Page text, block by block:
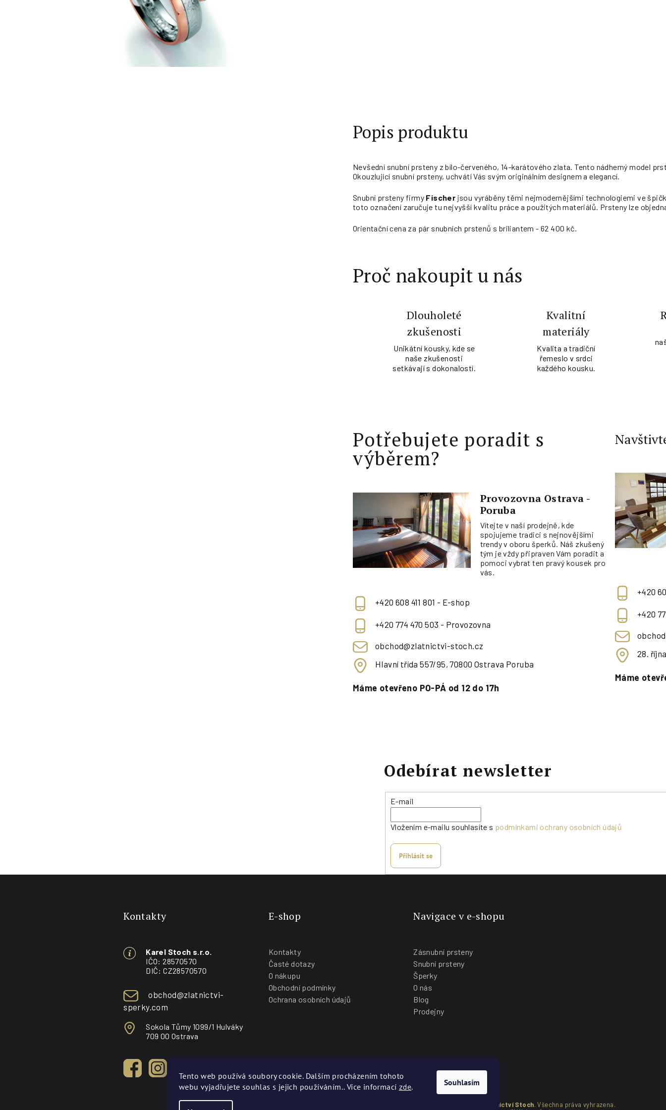
Tento web používá soubory cookie. Dalším procházením tohoto
webu vyjadřujete souhlas s jejich používáním.. Více informací zde. Souhlasím
Popis produktu
Nevšední snubní prsteny z bílo-červeného, 14-karátového zlata. Tento nádherný model
Okouzlující snubní prsteny, uchvátí Vás svým originálním designem a elegancí.
Snubní prsteny firmy Fischer jsou vyráběny těmi nejmodernějšími technologiemi ve
toto označení zaručuje tu nejvyšší kvalitu práce a použitých materiálů. Prsteny lze
Orientační cena za pár snubních prstenů s briliantem - 62 400 kč.
Proč nakoupit u nás
Dlouholeté
zkušenosti
Unikátní kousky, kde se
naše zkušenosti
setkávají s dokonalostí.
Kvalitní
materiály
Kvalita a tradiční
řemeslo v srdci
každého kousku.
Potřebujete poradit s
výběrem?
Provozovna Ostrava -
Poruba
Vítejte v naší prodejně, kde
spojujeme tradici s nejnovějšími
trendy v oboru šperků. Náš zkušený
tým je vždy připraven Vám poradit a
pomoci vybrat ten pravý kousek pro
vás.
+420 608 411 801 - E-shop
+420 774 470 503 - Provozovna
obchod@zlatnictvi-stoch.cz
Hlavní třída 557/95, 70800 Ostrava Poruba
Máme otevřeno PO-PÁ od 12 do 17h
+420
+420
28.
Máme
Odebírat newsletter
E-mail
Vložením e-mailu souhlasíte s podmínkami ochrany osobních údajů
Přihlásit se
Kontakty
Karel Stoch s.r.o.
IČO: 28570570
DIČ: CZ28570570
obchod@zlatnictvi-
sperky.com
Sokola Tůmy 1099/1 Hulváky
709 00 Ostrava
E-shop
Kontakty
Časté dotazy
O nákupu
Obchodní podmínky
Ochrana osobních údajů
Navigace v e-shopu
Zásnubní prsteny
Snubní prsteny
Šperky
O nás
Blog
Prodejny
Zlatnictví Stoch. Všechna práva vyhrazena.